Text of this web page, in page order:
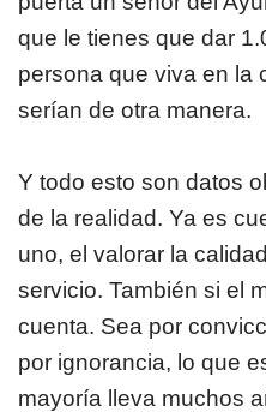
que le tienes que dar
persona que viva en la
serían de otra manera.
Y todo esto son datos
de la realidad. Ya es
uno, el valorar la
servicio. También si el
cuenta. Sea por
por ignorancia, lo que
mayoría lleva muchos